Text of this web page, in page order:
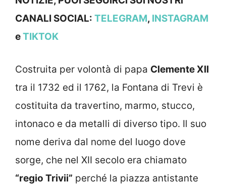
CANALI SOCIAL: TELEGRAM, INSTAGRAM
eTIKTOK
Costruita per volontà di papa Clemente XII
tra il 1732 ed il 1762, la Fontana di Trevi è
costituita da travertino, marmo, stucco,
intonaco e da metalli di diverso tipo. Il suo
nome deriva dal nome del luogo dove
sorge, che nel XII secolo era chiamato
“regio Trivii” perché la piazza antistante